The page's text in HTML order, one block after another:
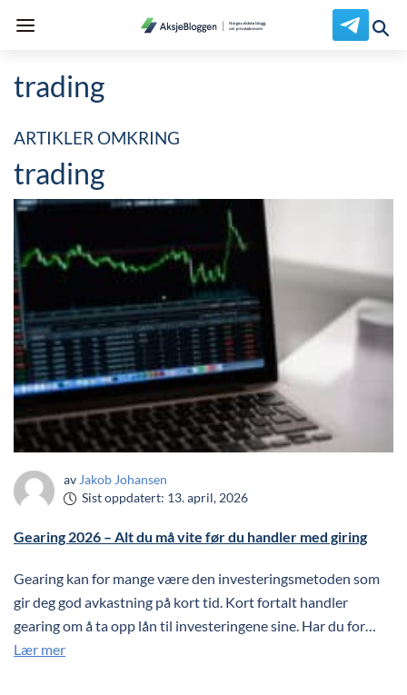
trading
ARTIKLER OMKRING
trading
av Jakob Johansen
Sist oppdatert: 13. april, 2026
Gearing 2026 – Alt du må vite før du handler med giring
Gearing kan for mange være den investeringsmetoden som
gir deg god avkastning på kort tid. Kort fortalt handler
gearing om å ta opp lån til investeringene sine. Har du for…
Lær mer